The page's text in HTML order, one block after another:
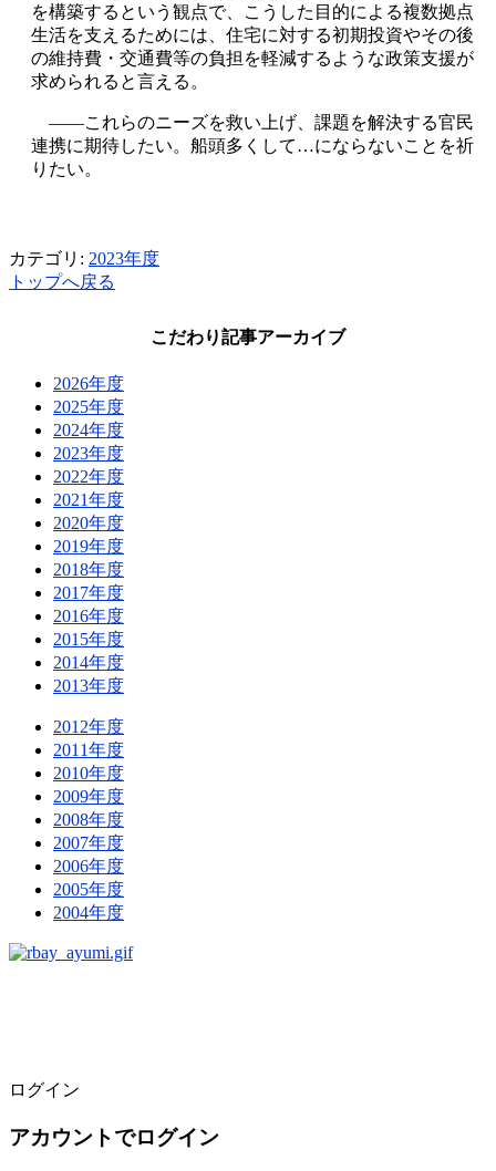
を構築するという観点で、こうした目的による複数拠点
生活を支えるためには、住宅に対する初期投資やその後
の維持費・交通費等の負担を軽減するような政策支援が
求められると言える。
――これらのニーズを救い上げ、課題を解決する官民
連携に期待したい。船頭多くして…にならないことを祈
りたい。
カテゴリ: 2023年度
トップへ戻る
こだわり記事アーカイブ
2026年度
2025年度
2024年度
2023年度
2022年度
2021年度
2020年度
2019年度
2018年度
2017年度
2016年度
2015年度
2014年度
2013年度
2012年度
2011年度
2010年度
2009年度
2008年度
2007年度
2006年度
2005年度
2004年度
ログイン
アカウントでログイン